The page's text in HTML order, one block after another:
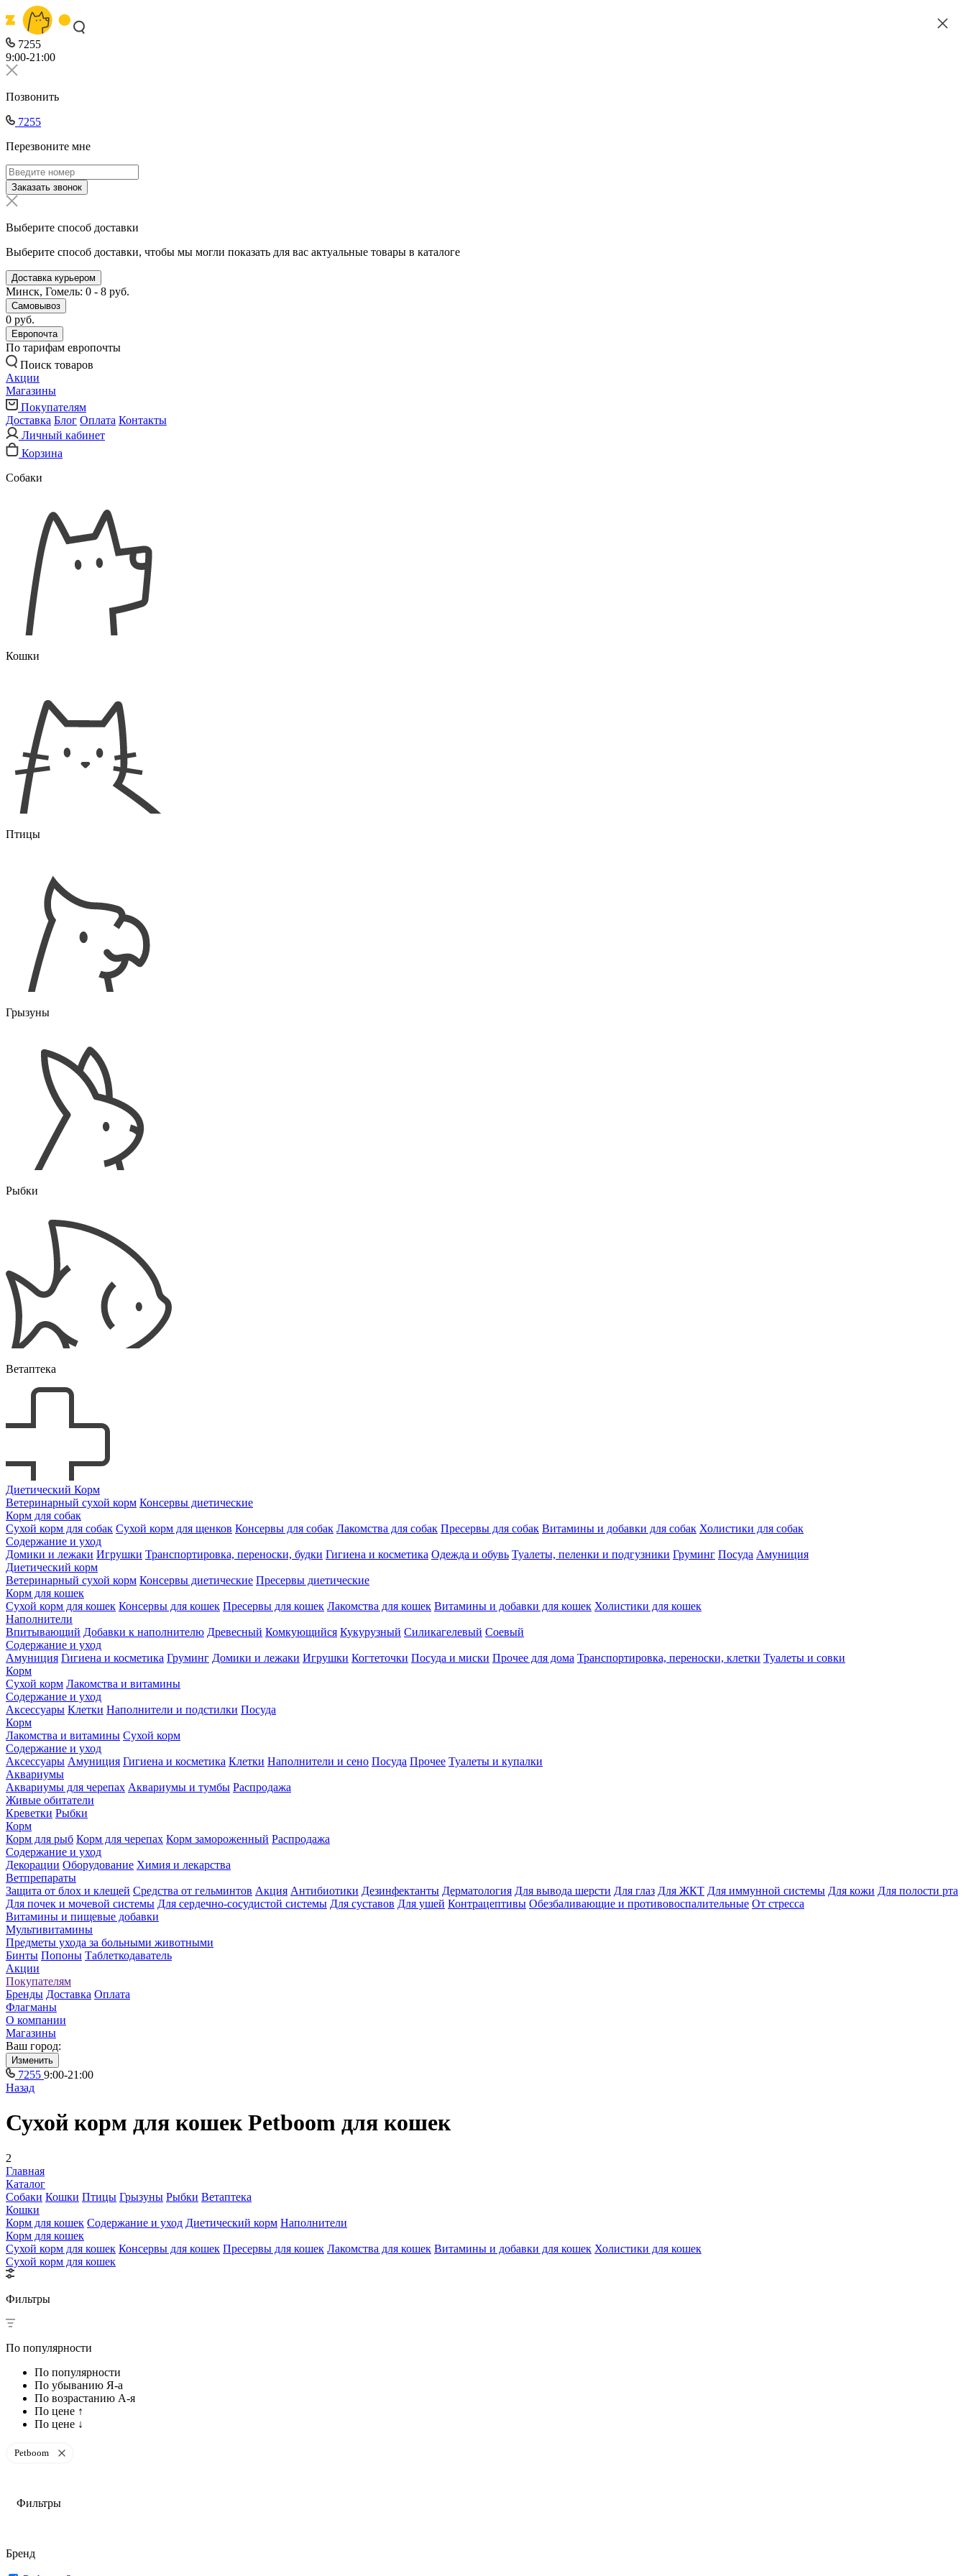
7255
9:00-21:00
Позвонить
7255
Перезвоните мне
Заказать звонок
Выберите способ доставки
Выберите способ доставки, чтобы мы могли показать для вас актуальные товары в каталоге
Доставка курьером
Минск, Гомель: 0 - 8 руб.
Самовывоз
0 руб.
Европочта
По тарифам европочты
Поиск товаров
Акции
Магазины
Покупателям
Доставка Блог Оплата Контакты
Личный кабинет
Корзина
Собаки
Кошки
Птицы
Грызуны
Рыбки
Ветаптека
Диетический Корм
Ветеринарный сухой корм Консервы диетические
Корм для собак
Сухой корм для собак Сухой корм для щенков Консервы для собак Лакомства для собак Пресервы для собак Витамины и добавки для собак Холистики для собак
Содержание и уход
Домики и лежаки Игрушки Транспортировка, переноски, будки Гигиена и косметика Одежда и обувь Туалеты, пеленки и подгузники Груминг Посуда Амуниция
Диетический корм
Ветеринарный сухой корм Консервы диетические Пресервы диетические
Корм для кошек
Сухой корм для кошек Консервы для кошек Пресервы для кошек Лакомства для кошек Витамины и добавки для кошек Холистики для кошек
Наполнители
Впитывающий Добавки к наполнителю Древесный Комкующийся Кукурузный Силикагелевый Соевый
Содержание и уход
Амуниция Гигиена и косметика Груминг Домики и лежаки Игрушки Когтеточки Посуда и миски Прочее для дома Транспортировка, переноски, клетки Туалеты и совки
Корм
Сухой корм Лакомства и витамины
Содержание и уход
Аксессуары Клетки Наполнители и подстилки Посуда
Корм
Лакомства и витамины Сухой корм
Содержание и уход
Аксессуары Амуниция Гигиена и косметика Клетки Наполнители и сено Посуда Прочее Туалеты и купалки
Аквариумы
Аквариумы для черепах Аквариумы и тумбы Распродажа
Живые обитатели
Креветки Рыбки
Корм
Корм для рыб Корм для черепах Корм замороженный Распродажа
Содержание и уход
Декорации Оборудование Химия и лекарства
Ветпрепараты
Защита от блох и клещей Средства от гельминтов Акция Антибиотики Дезинфектанты Дерматология Для вывода шерсти Для глаз Для ЖКТ Для иммунной системы Для кожи Для полости рта
Для почек и мочевой системы Для сердечно-сосудистой системы Для суставов Для ушей Контрацептивы Обезбаливающие и противовоспалительные От стресса
Витамины и пищевые добавки
Мультивитамины
Предметы ухода за больными животными
Бинты Попоны Таблеткодаватель
Акции
Покупателям
Бренды Доставка Оплата
Флагманы
О компании
Магазины
Ваш город:
Изменить
7255 9:00-21:00
Назад
Сухой корм для кошек Petboom для кошек
2
Главная
Каталог
Собаки Кошки Птицы Грызуны Рыбки Ветаптека
Кошки
Корм для кошек Содержание и уход Диетический корм Наполнители
Корм для кошек
Сухой корм для кошек Консервы для кошек Пресервы для кошек Лакомства для кошек Витамины и добавки для кошек Холистики для кошек
Сухой корм для кошек
Фильтры
По популярности
По популярности
По убыванию Я-а
По возрастанию А-я
По цене ↑
По цене ↓
Petboom
Фильтры
Бренд